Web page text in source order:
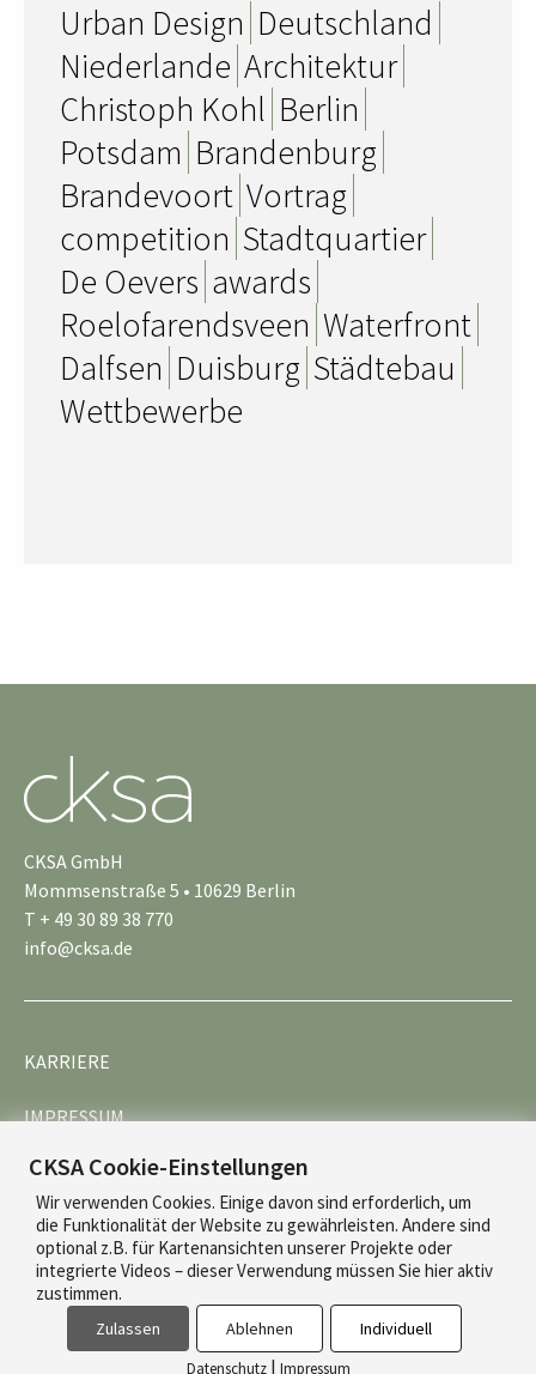
Urban Design Deutschland
Niederlande Architektur
Christoph Kohl Berlin
Potsdam Brandenburg
Brandevoort Vortrag
competition Stadtquartier
De Oevers awards
Roelofarendsveen Waterfront
Dalfsen Duisburg Städtebau
Wettbewerbe
CKSA GmbH
Mommsenstraße 5 • 10629 Berlin
T + 49 30 89 38 770
info@cksa.de
KARRIERE
IMPRESSUM
DATENSCHUTZ
© 2026 CKSA
CKSA Cookie-Einstellungen
Wir verwenden Cookies. Einige davon sind erforderlich, um
die Funktionalität der Website zu gewährleisten. Andere sind
optional z.B. für Kartenansichten unserer Projekte oder
integrierte Videos – dieser Verwendung müssen Sie hier aktiv
zustimmen.
Zulassen Ablehnen Individuell
Datenschutz| Impressum